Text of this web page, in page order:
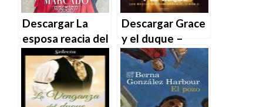
Descargar La
esposa reacia del
duque marcado –
Madison Davis en
EPUB | PDF |
MOBI
Descargar Grace
y el duque –
Sarah MacLean
en EPUB | PDF |
MOBI